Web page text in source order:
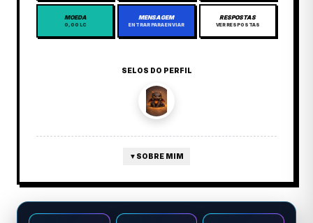
MOEDA
0,00 LC
MENSAGEM
ENTRAR PARA ENVIAR
RESPOSTAS
VER RESPOSTAS
SELOS DO PERFIL
▼ SOBRE MIM